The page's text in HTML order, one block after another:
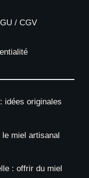
/ CGV
idées originales
miel artisanal
: offrir du miel